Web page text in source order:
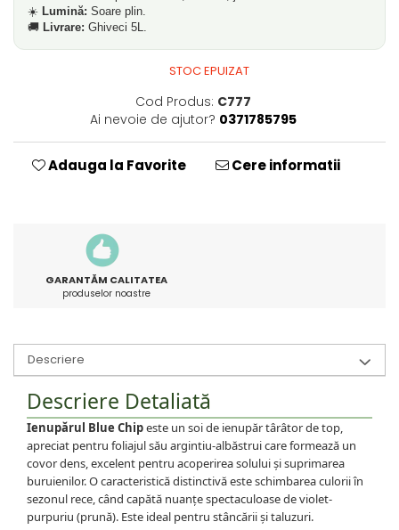
☀️ Lumină: Soare plin.
🚚 Livrare: Ghiveci 5L.
STOC EPUIZAT
Cod Produs: C777
Ai nevoie de ajutor? 0371785795
Adauga la Favorite Cere informatii
GARANTĂM CALITATEA
produselor noastre
Descriere
Descriere Detaliată
Ienupărul Blue Chipeste un soi de ienupăr târâtor de top,
apreciat pentru foliajul său argintiu-albăstrui care formează un
covor dens, excelent pentru acoperirea solului și suprimarea
buruienilor. O caracteristică distinctivă este schimbarea culorii în
sezonul rece, când capătă nuanțe spectaculoase de violet-
purpuriu (prună). Este ideal pentru stâncării și taluzuri.